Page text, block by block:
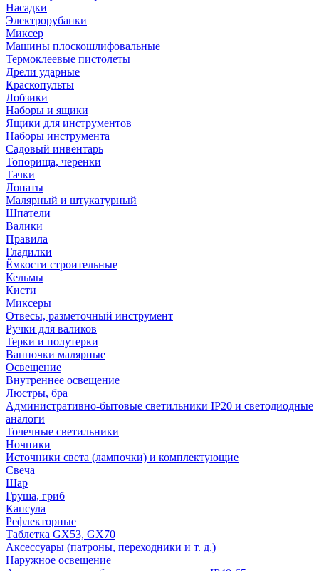
Насадки
Электрорубанки
Миксер
Машины плоскошлифовальные
Термоклеевые пистолеты
Дрели ударные
Краскопульты
Лобзики
Наборы и ящики
Ящики для инструментов
Наборы инструмента
Садовый инвентарь
Топорища, черенки
Тачки
Лопаты
Малярный и штукатурный
Шпатели
Валики
Правила
Гладилки
Ёмкости строительные
Кельмы
Кисти
Миксеры
Отвесы, разметочный инструмент
Ручки для валиков
Терки и полутерки
Ванночки малярные
Освещение
Внутреннее освещение
Люстры, бра
Административно-бытовые светильники IP20 и светодиодные
аналоги
Точечные светильники
Ночники
Источники света (лампочки) и комплектующие
Свеча
Шар
Груша, гриб
Капсула
Рефлекторные
Таблетка GX53, GX70
Аксессуары (патроны, переходники и т. д.)
Наружное освещение